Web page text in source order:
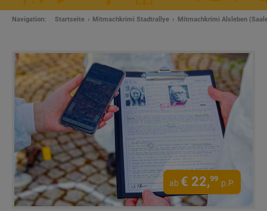
Navigation: Startseite Mitmachkrimi Stadtrallye Mitmachkrimi Alsleben
ab € 22,99 p.P.